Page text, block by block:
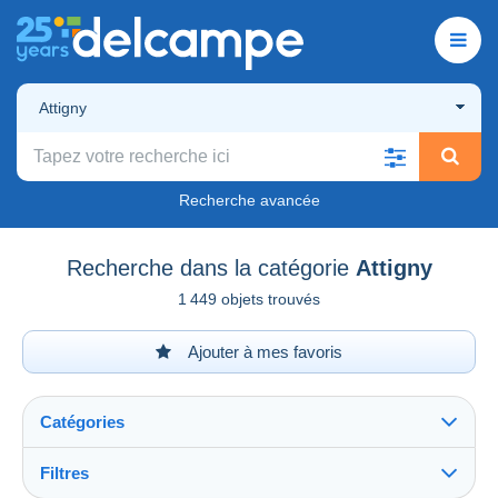
Attigny
Recherche avancée
Recherche dans la catégorie Attigny
1 449 objets trouvés
Ajouter à mes favoris
Catégories
Filtres